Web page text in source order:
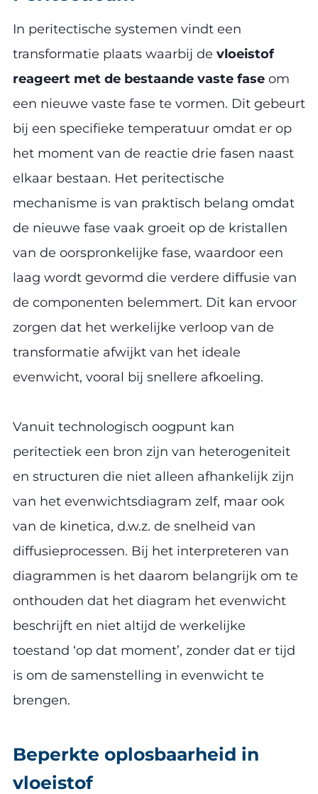
In peritectische systemen vindt een
transformatie plaats waarbij de vloeistof
reageert met de bestaande vaste fase om
een nieuwe vaste fase te vormen. Dit gebeurt
bij een specifieke temperatuur omdat er op
het moment van de reactie drie fasen naast
elkaar bestaan. Het peritectische
mechanisme is van praktisch belang omdat
de nieuwe fase vaak groeit op de kristallen
van de oorspronkelijke fase, waardoor een
laag wordt gevormd die verdere diffusie van
de componenten belemmert. Dit kan ervoor
zorgen dat het werkelijke verloop van de
transformatie afwijkt van het ideale
evenwicht, vooral bij snellere afkoeling.
Vanuit technologisch oogpunt kan
peritectiek een bron zijn van heterogeniteit
en structuren die niet alleen afhankelijk zijn
van het evenwichtsdiagram zelf, maar ook
van de kinetica, d.w.z. de snelheid van
diffusieprocessen. Bij het interpreteren van
diagrammen is het daarom belangrijk om te
onthouden dat het diagram het evenwicht
beschrijft en niet altijd de werkelijke
toestand ‘op dat moment’, zonder dat er tijd
is om de samenstelling in evenwicht te
brengen.
Beperkte oplosbaarheid in
vloeistof